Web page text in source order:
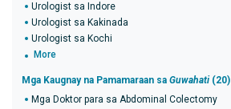
Urologist sa Indore
Urologist sa Kakinada
Urologist sa Kochi
More
Mga Kaugnay na Pamamaraan sa Guwahati (20)
Mga Doktor para sa Abdominal Colectomy